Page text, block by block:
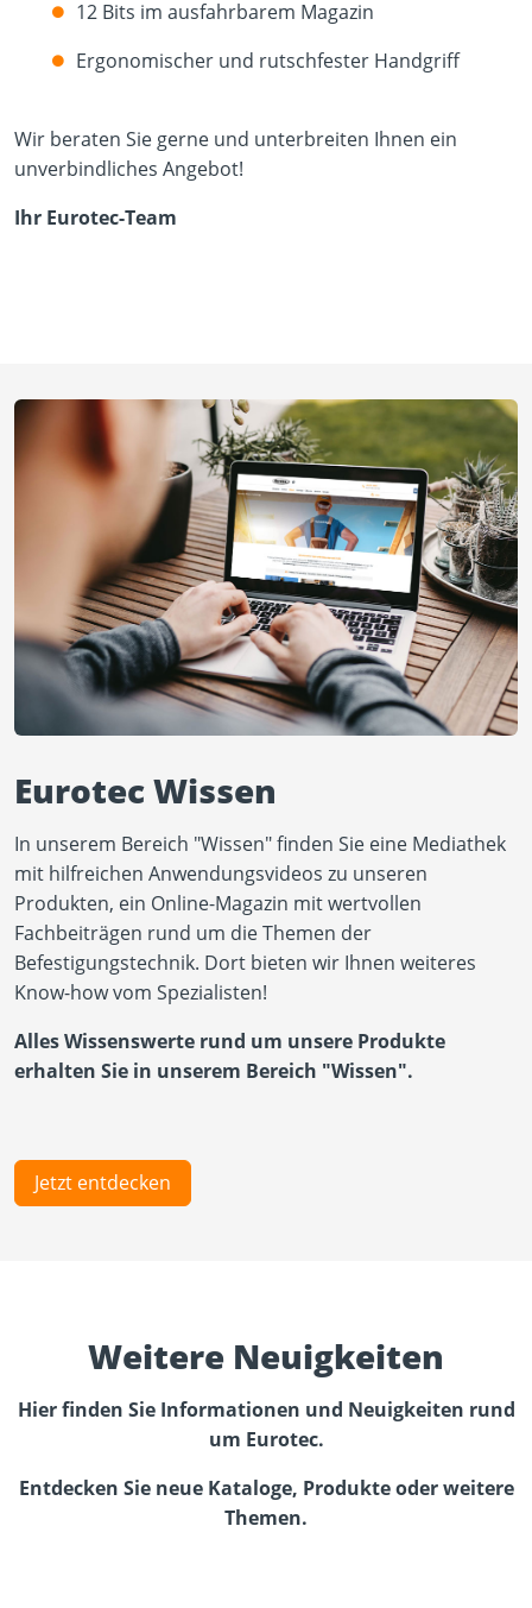
12 Bits im ausfahrbarem Magazin
Ergonomischer und rutschfester Handgriff
Wir beraten Sie gerne und unterbreiten Ihnen ein
unverbindliches Angebot!
Ihr Eurotec-Team
Eurotec Wissen
In unserem Bereich "Wissen" finden Sie eine Mediathek
mit hilfreichen Anwendungsvideos zu unseren
Produkten, ein Online-Magazin mit wertvollen
Fachbeiträgen rund um die Themen der
Befestigungstechnik. Dort bieten wir Ihnen weiteres
Know-how vom Spezialisten!
Alles Wissenswerte rund um unsere Produkte
erhalten Sie in unserem Bereich "Wissen".
Jetzt entdecken
Weitere Neuigkeiten
Hier finden Sie Informationen und Neuigkeiten rund
um Eurotec.
Entdecken Sie neue Kataloge, Produkte oder weitere
Themen.